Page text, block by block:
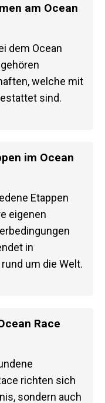
am Ocean
dem Ocean
welche mit
sind.
im Ocean
Etappen
eigenen
in
um die Welt.
Race
richten sich
sondern auch